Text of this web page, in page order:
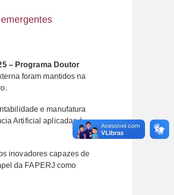
– Programa Doutor
foram mantidos na
e manufatura
Artificial aplicadas à
inovadores capazes de
da FAPERJ como